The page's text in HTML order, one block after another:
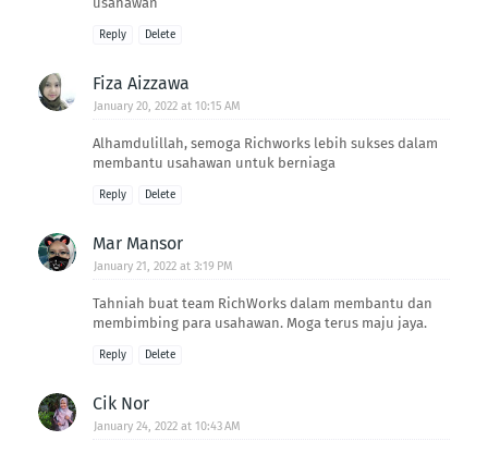
Reply Delete
Fiza Aizzawa
January 20, 2022 at 10:15 AM
Alhamdulillah, semoga Richworks lebih sukses dalam
membantu usahawan untuk berniaga
Reply Delete
Mar Mansor
January 21, 2022 at 3:19 PM
Tahniah buat team RichWorks dalam membantu dan
membimbing para usahawan. Moga terus maju jaya.
Reply Delete
Cik Nor
January 24, 2022 at 10:43 AM